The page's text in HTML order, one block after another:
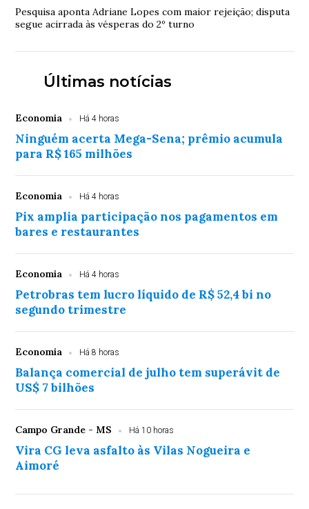
Pesquisa aponta Adriane Lopes com maior rejeição; disputa
segue acirrada às vésperas do 2º turno
Últimas notícias
Economia Há 4 horas
Ninguém acerta Mega-Sena; prêmio acumula
para R$ 165 milhões
Economia Há 4 horas
Pix amplia participação nos pagamentos em
bares e restaurantes
Economia Há 4 horas
Petrobras tem lucro líquido de R$ 52,4 bi no
segundo trimestre
Economia Há 8 horas
Balança comercial de julho tem superávit de
US$ 7 bilhões
Campo Grande - MS Há 10 horas
Vira CG leva asfalto às Vilas Nogueira e
Aimoré